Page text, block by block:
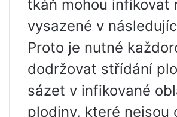
tkáň mohou infikovat
vysazené v
Proto je nutné
dodržovat střídání
sázet v infikované
plodiny, které nejsou